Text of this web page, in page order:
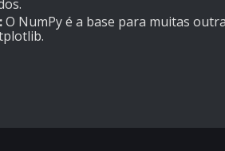
O NumPy é a base para muitas